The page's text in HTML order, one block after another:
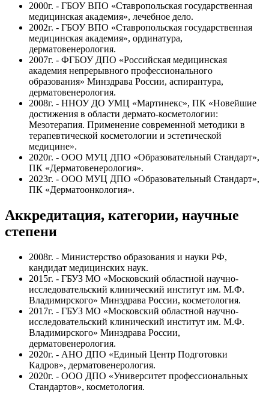
2000г. - ГБОУ ВПО «Ставропольская государственная
медицинская академия», лечебное дело.
2002г. - ГБОУ ВПО «Ставропольская государственная
медицинская академия», ординатура,
дерматовенерология.
2007г. - ФГБОУ ДПО «Российская медицинская
академия непрерывного профессионального
образования» Минздрава России, аспирантура,
дерматовенерология.
2008г. - ННОУ ДО УМЦ «Мартинекс», ПК «Новейшие
достижения в области дермато-косметологии:
Мезотерапия. Применение современной методики в
терапевтической косметологии и эстетической
медицине».
2020г. - ООО МУЦ ДПО «Образовательный Стандарт»,
ПК «Дерматовенерология».
2023г. - ООО МУЦ ДПО «Образовательный Стандарт»,
ПК «Дерматоонкология».
Аккредитация, категории, научные
степени
2008г. - Министерство образования и науки РФ,
кандидат медицинских наук.
2015г. - ГБУЗ МО «Московский областной научно­-
исследовательский клинический институт им. М.Ф.
Владимирского» Минздрава России, косметология.
2017г. - ГБУЗ МО «Московский областной научно­-
исследовательский клинический институт им. М.Ф.
Владимирского» Минздрава России,
дерматовенерология.
2020г. - АНО ДПО «Единый Центр Подготовки
Кадров», дерматовенерология.
2020г. - ООО ДПО «Университет профессиональных
Стандартов», косметология.